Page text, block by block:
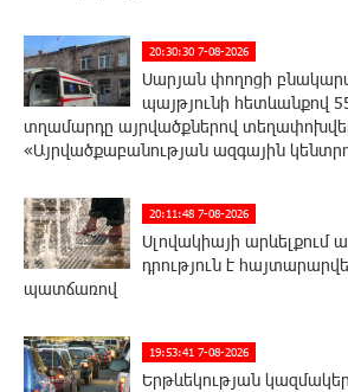
20:30:30 7-08-2026
Սարյան փողոցի
պայթյունի հետևանքով
տղամարդը այրվածքներով
«Այրվածքաբանության ազգային
20:11:48 7-08-2026
Սլովակիայի արևելքում
դրություն է
պատճառով
19:53:41 7-08-2026
Երթևեկության